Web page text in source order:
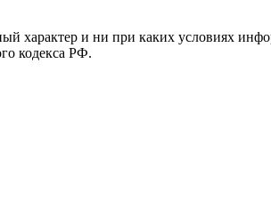
характер и ни при каких условиях
кодекса РФ.